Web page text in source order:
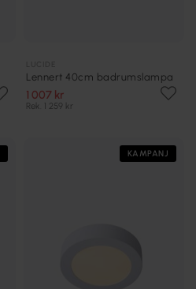
Lennert 40cm badrumslampa
1 007 kr
Rek. 1 259 kr
KAMPANJ